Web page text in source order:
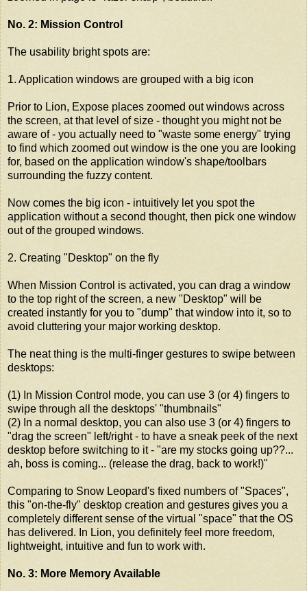
No. 2: Mission Control
The usability bright spots are:
1. Application windows are grouped with a big icon
Prior to Lion, Expose places zoomed out windows across
the screen, at that level of size - thought you might not be
aware of - you actually need to "waste some energy" trying
to find which zoomed out window is the one you are looking
for, based on the application window's shape/toolbars
surrounding the fuzzy content.
Now comes the big icon - intuitively let you spot the
application without a second thought, then pick one window
out of the grouped windows.
2. Creating "Desktop" on the fly
When Mission Control is activated, you can drag a window
to the top right of the screen, a new "Desktop" will be
created instantly for you to "dump" that window into it, so to
avoid cluttering your major working desktop.
The neat thing is the multi-finger gestures to swipe between
desktops:
(1) In Mission Control mode, you can use 3 (or 4) fingers to
swipe through all the desktops' "thumbnails"
(2) In a normal desktop, you can also use 3 (or 4) fingers to
"drag the screen" left/right - to have a sneak peek of the next
desktop before switching to it - "are my stocks going up??...
ah, boss is coming... (release the drag, back to work!)"
Comparing to Snow Leopard's fixed numbers of "Spaces",
this "on-the-fly" desktop creation and gestures gives you a
completely different sense of the virtual "space" that the OS
has delivered. In Lion, you definitely feel more freedom,
lightweight, intuitive and fun to work with.
No. 3: More Memory Available